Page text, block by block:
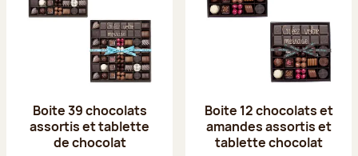
Boite 39 chocolats
assortis et tablette
de chocolat
Boite 12 chocolats et
amandes assortis et
tablette chocolat